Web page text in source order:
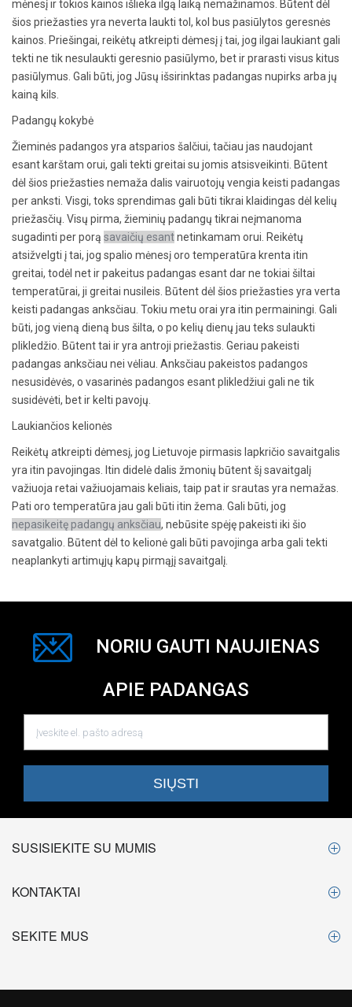
mėnesį ir tokios kainos išlieka ilgą laiką nemažinamos. Būtent dėl
šios priežasties yra neverta laukti tol, kol bus pasiūlytos geresnės
kainos. Priešingai, reikėtų atkreipti dėmesį į tai, jog ilgai laukiant gali
tekti ne tik nesulaukti geresnio pasiūlymo, bet ir prarasti visus kitus
pasiūlymus. Gali būti, jog Jūsų išsirinktas padangas nupirks arba jų
kainą kils.
Padangų kokybė
Žieminės padangos yra atsparios šalčiui, tačiau jas naudojant
esant karštam orui, gali tekti greitai su jomis atsisveikinti. Būtent
dėl šios priežasties nemaža dalis vairuotojų vengia keisti padangas
per anksti. Visgi, toks sprendimas gali būti tikrai klaidingas dėl kelių
priežasčių. Visų pirma, žieminių padangų tikrai neįmanoma
sugadinti per porą savaičių esantnetinkamam orui. Reikėtų
atsižvelgti į tai, jog spalio mėnesį oro temperatūra krenta itin
greitai, todėl net ir pakeitus padangas esant dar ne tokiai šiltai
temperatūrai, ji greitai nusileis. Būtent dėl šios priežasties yra verta
keisti padangas anksčiau. Tokiu metu orai yra itin permainingi. Gali
būti, jog vieną dieną bus šilta, o po kelių dienų jau teks sulaukti
plikledžio. Būtent tai ir yra antroji priežastis. Geriau pakeisti
padangas anksčiau nei vėliau. Anksčiau pakeistos padangos
nesusidėvės, o vasarinės padangos esant plikledžiui gali ne tik
susidėvėti, bet ir kelti pavojų.
Laukiančios kelionės
Reikėtų atkreipti dėmesį, jog Lietuvoje pirmasis lapkričio savaitgalis
yra itin pavojingas. Itin didelė dalis žmonių būtent šį savaitgalį
važiuoja retai važiuojamais keliais, taip pat ir srautas yra nemažas.
Pati oro temperatūra jau gali būti itin žema. Gali būti, jog
nepasikeitę padangų anksčiau, nebūsite spėję pakeisti iki šio
savatgalio. Būtent dėl to kelionė gali būti pavojinga arba gali tekti
neaplankyti artimųjų kapų pirmąjį savaitgalį.
NORIU GAUTI NAUJIENAS
APIE PADANGAS
SUSISIEKITE SU MUMIS
KONTAKTAI
SEKITE MUS